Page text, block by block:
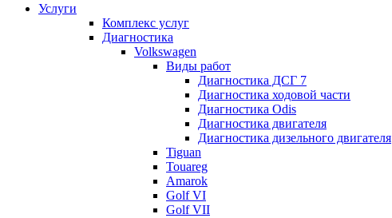
Услуги
Комплекс услуг
Диагностика
Volkswagen
Виды работ
Диагностика ДСГ 7
Диагностика ходовой части
Диагностика Odis
Диагностика двигателя
Диагностика дизельного двигателя
Tiguan
Touareg
Amarok
Golf VI
Golf VII